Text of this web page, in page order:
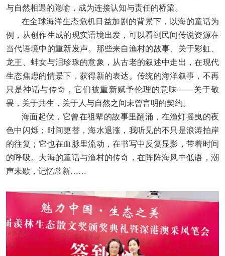
与自然相遇的隐喻，成为连接认知与责任的桥梁。
在全球海洋生态危机日益加剧的背景下，以海的童话为
例，从创作生成的现实语境出发，可以看到民间传说资源在
当代语境中的重新发声。那些来自渔村的故事、关于彩虹、
龙王、蚌女与泪珍珠的意象，从古老的叙述中走出，在现代
生态焦虑的情景下，获得新的表达。传统的海洋叙事，不再
只是神话与传奇，它们被重新赋予伦理的意味——关于敬
畏，关于共生，关于人与自然之间未曾言明的契约。
海面起伏，它曾在祖辈的故事里翻涌，在渔灯摇曳的夜
色中闪烁；时间更替，海水退涨，我听见的不只是浪涛拍岸
的往复；它也在血脉里流动，在书写中反复显影，带着时间
的呼吸。大海的童话与渔村的传奇，在阵阵海风中低语，潮
声未歇，记忆常新……